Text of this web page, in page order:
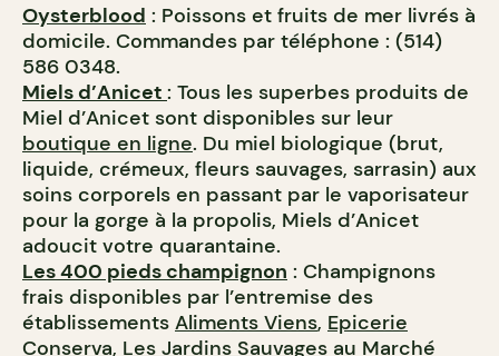
Oysterblood : Poissons et fruits de mer livrés à
domicile. Commandes par téléphone : (514)
586 0348.
Miels d’Anicet : Tous les superbes produits de
Miel d’Anicet sont disponibles sur leur
boutique en ligne. Du miel biologique (brut,
liquide, crémeux, fleurs sauvages, sarrasin) aux
soins corporels en passant par le vaporisateur
pour la gorge à la propolis, Miels d’Anicet
adoucit votre quarantaine.
Les 400 pieds champignon : Champignons
frais disponibles par l’entremise des
établissements Aliments Viens, Epicerie
Conserva, Les Jardins Sauvages au Marché